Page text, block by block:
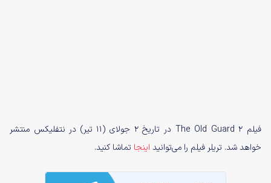
فیلم The Old Guard 2 در تاریخ ۲ جولای (۱۱ تیر) در نتفلیکس منتشر
خواهد شد. تریلر فیلم را می‌توانید اینجا تماشا کنید.